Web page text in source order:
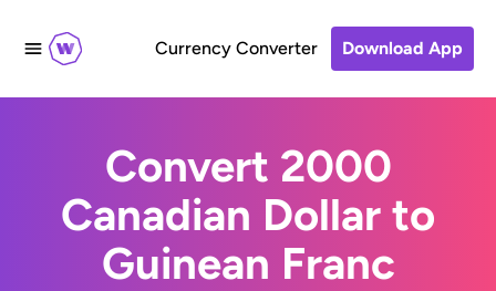
Currency Converter Download App
Convert 2000
Canadian Dollar to
Guinean Franc